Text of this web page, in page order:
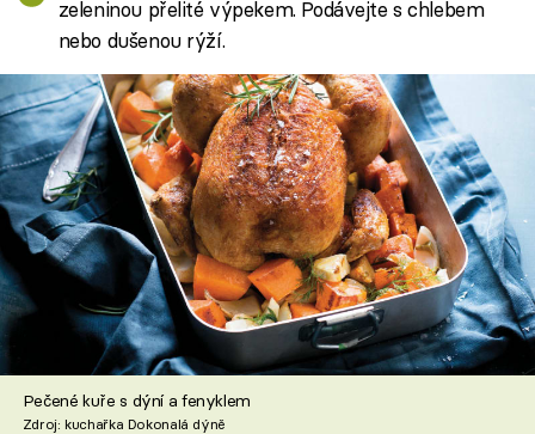
zeleninou přelité výpekem. Podávejte s chlebem
nebo dušenou rýží.
Pečené kuře s dýní a fenyklem
Zdroj: kuchařka Dokonalá dýně